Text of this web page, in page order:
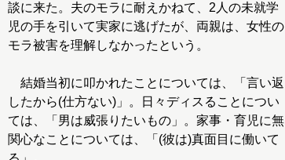
談に来た。夫のモラに耐えかねて、2人の未就学
児の手を引いて実家に逃げたが、両親は、女性の
モラ被害を理解しなかったという。
結婚当初に叩かれたことについては、「言い返
したから(仕方ない)」。日々ディスることについ
ては、「男は威張りたいもの」。家事・育児に無
関心なことについては、「(彼は)真面目に働いて